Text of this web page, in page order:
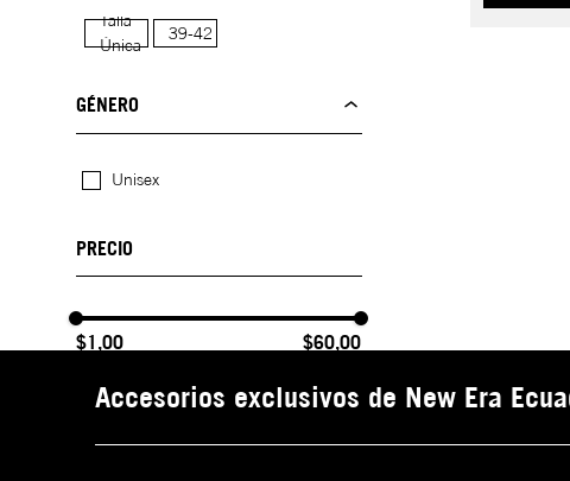
Talla
Única
39-42
GÉNERO
Unisex
$1,00 $60,00
Accesorios exclusivos de New Era